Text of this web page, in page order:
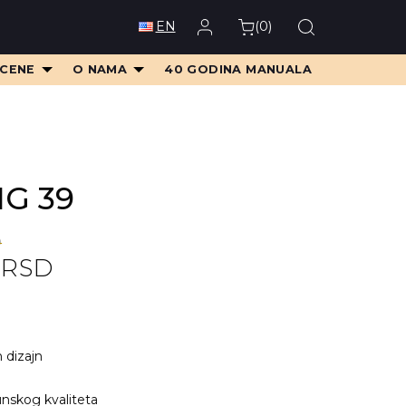
EN (0)
O NAMA 40 GODINA MANUALA
39
RSD
dizajn
kvaliteta